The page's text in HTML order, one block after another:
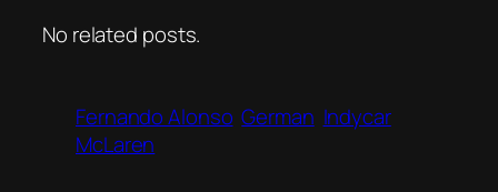
No related posts.
Fernando Alonso German Indycar
McLaren